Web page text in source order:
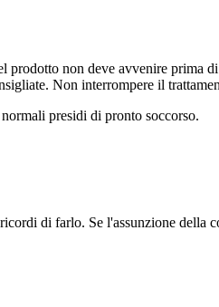
non deve avvenire prima
Non interrompere il
presidi di pronto soccorso.
di farlo. Se l'assunzione